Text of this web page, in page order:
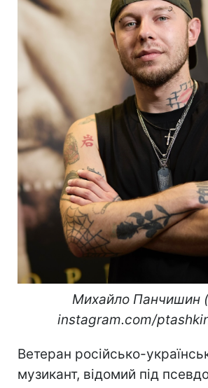
Михайло Панчишин
instagram.com/
Ветеран російсько-
музикант, відомий під